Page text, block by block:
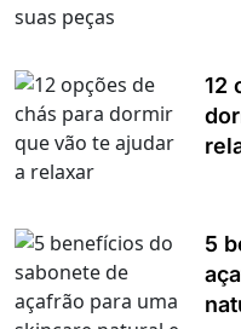
12
5